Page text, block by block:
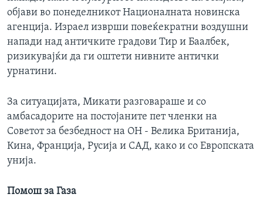
објави во понеделникот Националната новинска
агенција. Израел изврши повеќекратни воздушни
напади над античките градови Тир и Баалбек,
ризикувајќи да ги оштети нивните антички
урнатини.
За ситуацијата, Микати разговараше и со
амбасадорите на постојаните пет членки на
Советот за безбедност на ОН - Велика Британија,
Кина, Франција, Русија и САД, како и со Европската
унија.
Помош за Газа